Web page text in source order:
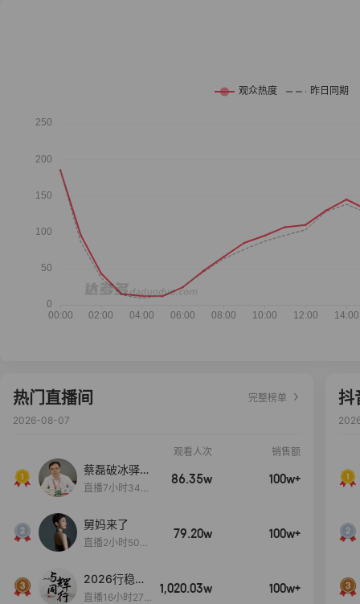
热门直播间
完整榜单
2026-08-07
观看人次 销售额
蔡磊破冰驿站
直播间好物分
直播7小时34分
86.35w 100w+
舅妈来了
直播2小时50分
79.20w 100w+
2026行稳致
远
直播16小时27
1,020.03w 100w+
抖